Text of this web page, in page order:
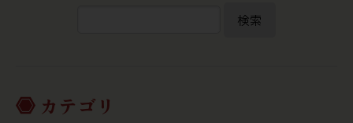
検索
カテゴリ